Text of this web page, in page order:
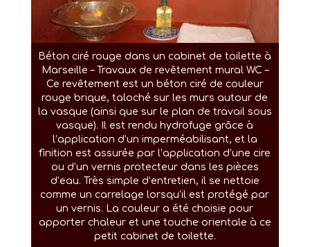
Béton ciré rouge dans un cabinet de toilette à
Marseille – Travaux de revêtement mural WC –
Ce revêtement est un béton ciré de couleur
rouge brique, taloché sur les murs autour de
la vasque (ainsi que sur le plan de travail sous
vasque). Il est rendu hydrofuge grâce à
l’application d’un imperméabilisant, et la
finition est assurée par l’application d’une cire
ou d’un vernis protecteur dans les pièces
d’eau. Très simple d’entretien, il se nettoie
comme un carrelage lorsqu’il est protégé par
un vernis. La couleur a été choisie pour
apporter chaleur et une touche orientale à ce
petit cabinet de toilette.